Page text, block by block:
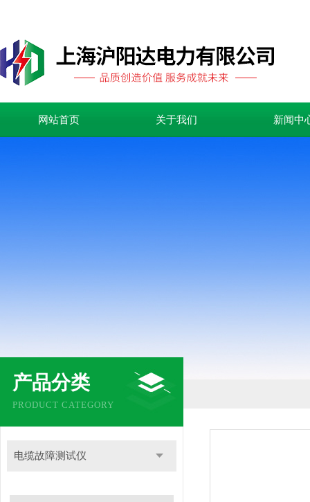
网站首页 关于我们 新闻中
产品分类
PRODUCT CATEGORY
电缆故障测试仪